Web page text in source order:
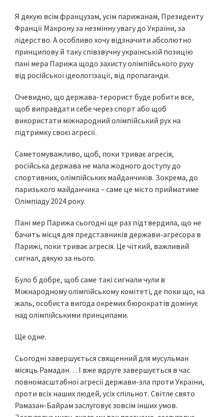
Я дякую всім французам, усім парижанам, Президенту
Франції Макрону за незмінну увагу до України, за
лідерство. А особливо хочу відзначити абсолютно
принципову й таку співзвучну українській позицію
пані мера Парижа щодо захисту олімпійського руху
від російської ідеологізації, від пропаганди.
Очевидно, що держава-терорист буде робити все,
щоб виправдати себе через спорт або щоб
використати міжнародний олімпійський рух на
підтримку своєї агресії.
Саметомуважливо, щоб, поки триває агресія,
російська держава не мала жодного доступу до
спортивних, олімпійських майданчиків. Зокрема, до
паризького майданчика – саме це місто прийматиме
Олімпіаду 2024 року.
Пані мер Парижа сьогодні ще раз підтвердила, що не
бачить місця для представників держави-агресора в
Парижі, поки триває агресія. Це чіткий, важливий
сигнал, дякую за нього.
Було б добре, щоб саме такі сигнали чули в
Міжнародному олімпійському комітеті, де поки що, на
жаль, особиста вигода окремих бюрократів домінує
над олімпійськими принципами.
Ще одне.
Сьогодні завершується священний для мусульман
місяць Рамадан… І вже вдруге завершується в час
повномасштабної агресії держави-зла проти України,
проти всіх наших людей, усіх спільнот. Світле свято
Рамазан-Байрам заслуговує зовсім інших умов.